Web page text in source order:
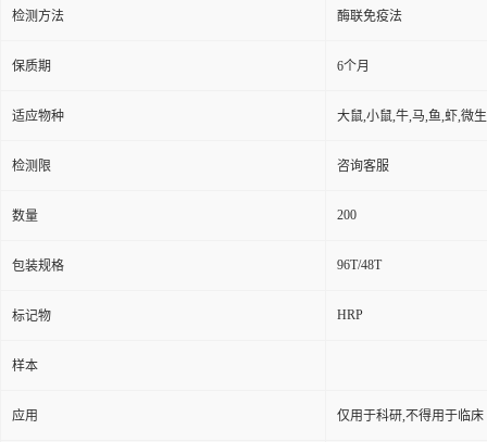
检测方法 酶联免疫法
保质期 6个月
适应物种 大鼠,小鼠,牛,马,鱼,虾,微
检测限 咨询客服
数量 200
包装规格 96T/48T
标记物 HRP
样本
应用 仅用于科研,不得用于临床